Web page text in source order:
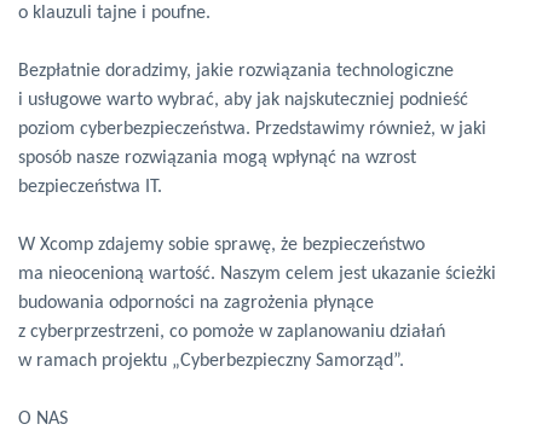
o klauzuli tajne i poufne.
Bezpłatnie doradzimy, jakie rozwiązania technologiczne
i usługowe warto wybrać, aby jak najskuteczniej podnieść
poziom cyberbezpieczeństwa. Przedstawimy również, w jaki
sposób nasze rozwiązania mogą wpłynąć na wzrost
bezpieczeństwa IT.
W Xcomp zdajemy sobie sprawę, że bezpieczeństwo
ma nieocenioną wartość. Naszym celem jest ukazanie ścieżki
budowania odporności na zagrożenia płynące
z cyberprzestrzeni, co pomoże w zaplanowaniu działań
w ramach projektu „Cyberbezpieczny Samorząd”.
O NAS